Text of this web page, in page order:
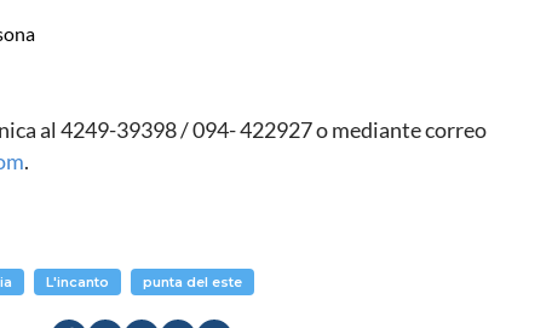
al 4249-39398 / 094- 422927 o mediante correo
.
L'incanto punta del este